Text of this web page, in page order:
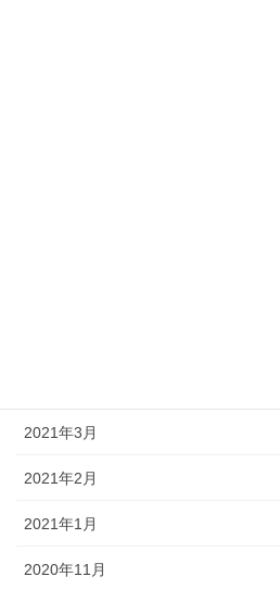
2021年3月
2021年2月
2021年1月
2020年11月